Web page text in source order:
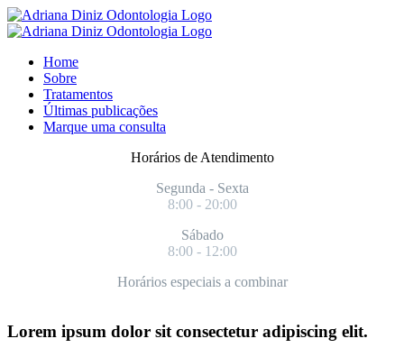
Home
Sobre
Tratamentos
Últimas publicações
Marque uma consulta
Horários de Atendimento
Segunda - Sexta
8:00 - 20:00
Sábado
8:00 - 12:00
Horários especiais a combinar
Lorem ipsum dolor sit consectetur adipiscing elit.